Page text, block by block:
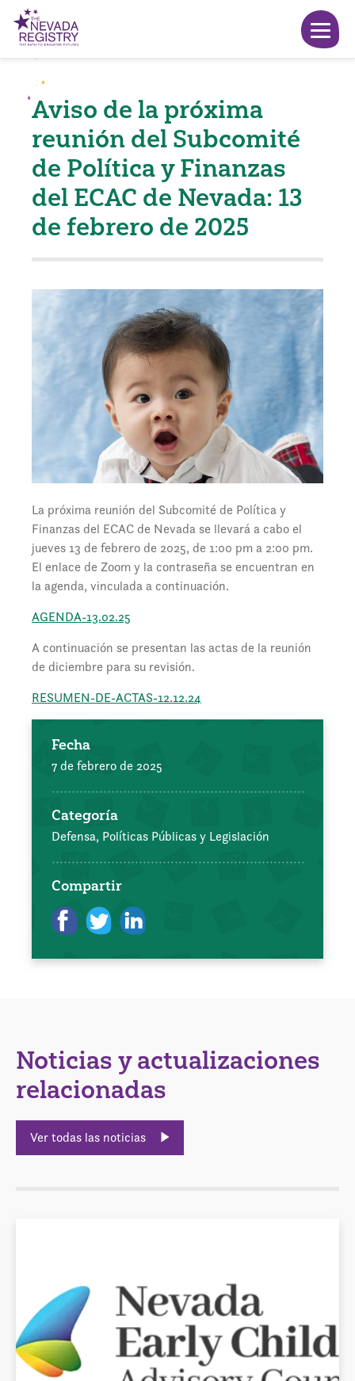
Aviso de la próxima
reunión del Subcomité
de Política y Finanzas
del ECAC de Nevada: 13
de febrero de 2025
La próxima reunión del Subcomité de Política y
Finanzas del ECAC de Nevada se llevará a cabo el
jueves 13 de febrero de 2025, de 1:00 pm a 2:00 pm.
El enlace de Zoom y la contraseña se encuentran en
la agenda, vinculada a continuación.
AGENDA-13.02.25
A continuación se presentan las actas de la reunión
de diciembre para su revisión.
RESUMEN-DE-ACTAS-12.12.24
Fecha
7 de febrero de 2025
Categoría
Defensa, Políticas Públicas y Legislación
Compartir
Noticias y actualizaciones
relacionadas
Ver todas las noticias